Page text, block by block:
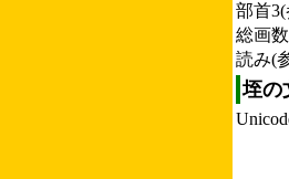
部首
総画
読み(
垤の